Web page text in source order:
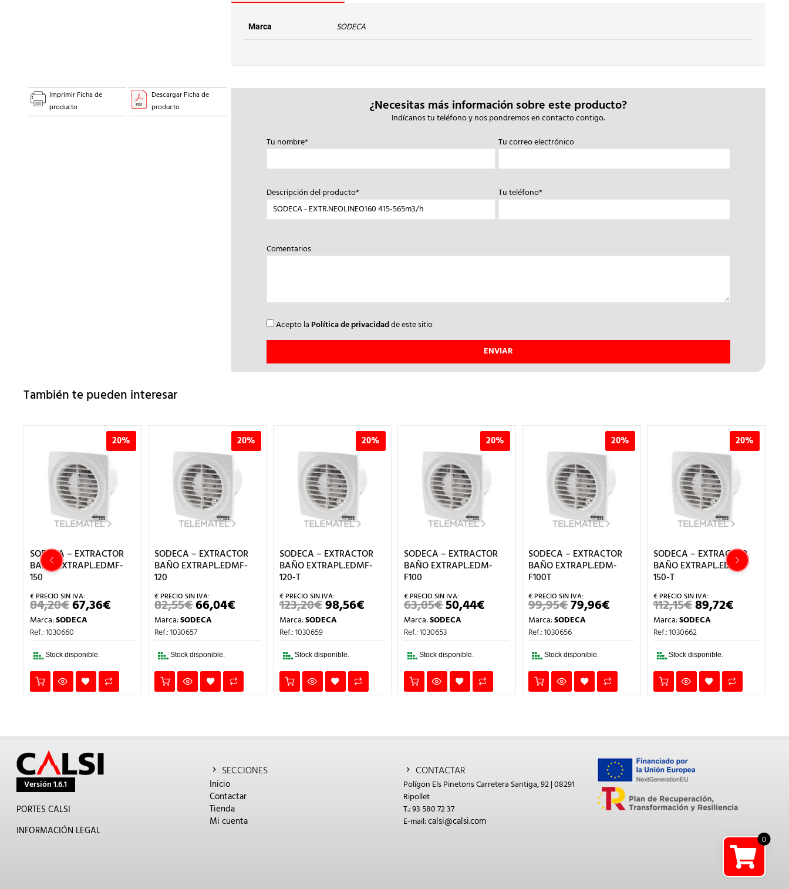
Marca SODECA
Imprimir Ficha de
producto
Descargar Ficha de
producto
¿Necesitas más información sobre este producto?
Indícanos tu teléfono y nos pondremos en contacto contigo.
Tu nombre*
Tu correo electrónico
Descripción del producto* Tu teléfono*
Comentarios
Acepto la Política de privacidadde este sitio
También te pueden interesar
20%
SODECA – EXTRACTOR
BAÑO EXTRAPL.EDMF-
150
84,20€EL
PRECIO
ORIGINAL
ERA:
67,36€EL
PRECIO
Marca:SODECA
Ref.: 1030660
Stock disponible.
20%
SODECA – EXTRACTOR
BAÑO EXTRAPL.EDMF-
120
82,55€EL
PRECIO
ORIGINAL
ERA:
66,04€
Marca:SODECA
Ref.: 1030657
Stock disponible.
20%
SODECA – EXTRACTOR
BAÑO EXTRAPL.EDMF-
120-T
123,20€EL
PRECIO
ORIGINAL
98,56€EL
PRECIO
ACTUAL
Marca:SODECA
Ref.: 1030659
Stock disponible.
20%
SODECA – EXTRACTOR
BAÑO EXTRAPL.EDM-
F100
63,05€EL
PRECIO
ORIGINAL
ERA:
50,44€EL
PRECIO
Marca:SODECA
Ref.: 1030653
Stock disponible.
20%
SODECA – EXTRACTOR
BAÑO EXTRAPL.EDM-
F100T
99,95€EL
PRECIO
ORIGINAL
ERA:
79,96€
Marca:SODECA
Ref.: 1030656
Stock disponible.
20%
SODECA – EXTRACTOR
BAÑO EXTRAPL.EDMF-
150-T
112,15€EL
PRECIO
ORIGINAL
ERA:
89,72€EL
PRECIO
Marca:SODECA
Ref.: 1030662
Stock disponible.
Versión 1.6.1
PORTES CALSI
INFORMACIÓN LEGAL
SECCIONES
Inicio
Contactar
Tienda
Mi cuenta
CONTACTAR
Polígon Els Pinetons Carretera Santiga, 92 | 08291
Ripollet
T.: 93 580 72 37
E-mail:calsi@calsi.com
0